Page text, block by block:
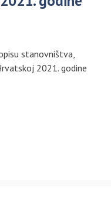
stanovništva,
2021. godine